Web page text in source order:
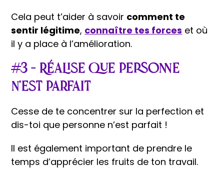
Cela peut t’aider à savoir comment te
sentir légitime, connaître tes forces et où
il y a place à l’amélioration.
#3 – Réalise que personne
n’est parfait
Cesse de te concentrer sur la perfection et
dis-toi que personne n’est parfait !
Il est également important de prendre le
temps d’apprécier les fruits de ton travail.